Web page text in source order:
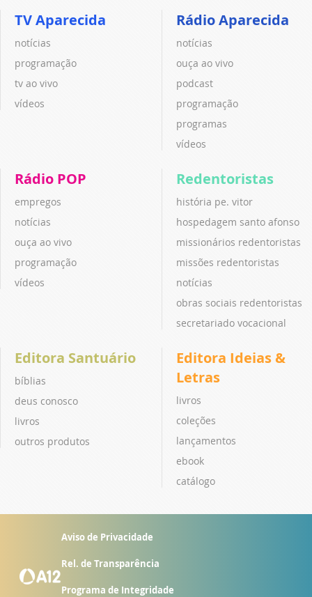
TV Aparecida
notícias
programação
tv ao vivo
vídeos
Rádio Aparecida
notícias
ouça ao vivo
podcast
programação
programas
vídeos
Rádio POP
empregos
notícias
ouça ao vivo
programação
vídeos
Redentoristas
história pe. vitor
hospedagem santo afonso
missionários redentoristas
missões redentoristas
notícias
obras sociais redentoristas
secretariado vocacional
Editora Santuário
bíblias
deus conosco
livros
outros produtos
Editora Ideias &
Letras
livros
coleções
lançamentos
ebook
catálogo
Aviso de Privacidade
Rel. de Transparência
Programa de Integridade